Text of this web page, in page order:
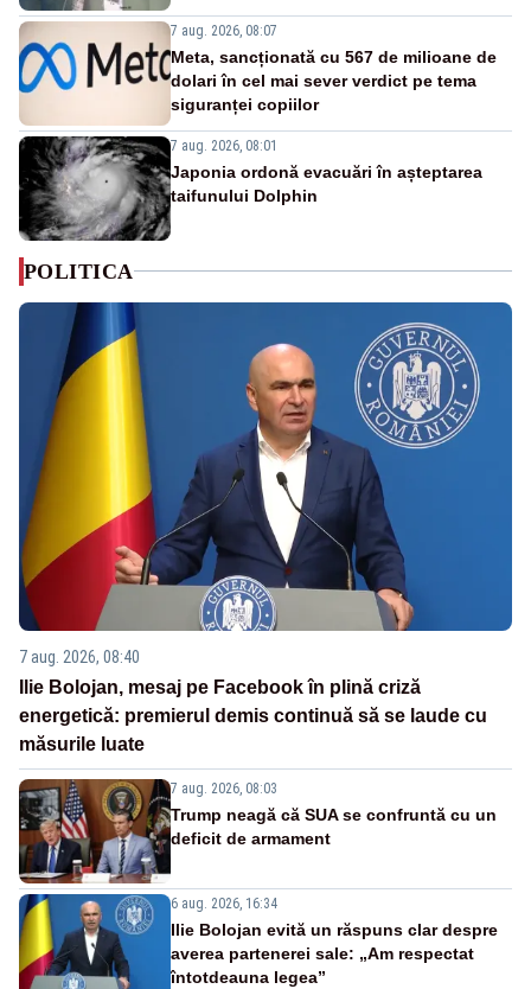
7 aug. 2026, 08:07
Meta, sancționată cu 567 de milioane de
dolari în cel mai sever verdict pe tema
siguranței copiilor
7 aug. 2026, 08:01
Japonia ordonă evacuări în așteptarea
taifunului Dolphin
POLITICA
7 aug. 2026, 08:40
Ilie Bolojan, mesaj pe Facebook în plină criză
energetică: premierul demis continuă să se laude cu
măsurile luate
7 aug. 2026, 08:03
Trump neagă că SUA se confruntă cu un
deficit de armament
6 aug. 2026, 16:34
Ilie Bolojan evită un răspuns clar despre
averea partenerei sale: „Am respectat
întotdeauna legea”